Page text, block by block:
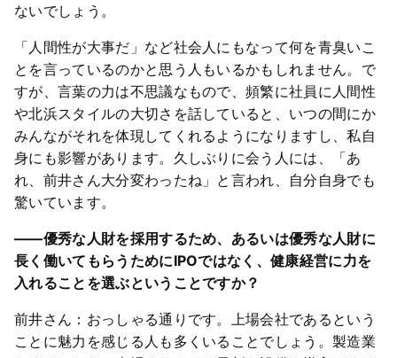
ないでしょう。
「人間性が大事だ」など社会人にもなって何を青臭いこ
とを言っているのかと思う人もいるかもしれません。で
すが、言葉の力は不思議なもので、頻繁に社員に人間性
や北浜スタイルの大切さを話していると、いつの間にか
みんながそれを体現してくれるようになりますし、私自
身にも影響があります。久しぶりに会う人には、「あ
れ、前井さん大分変わったね」と言われ、自分自身でも
驚いています。
――優秀な人財を採用するため、あるいは優秀な人財に
長く働いてもらうためにIPOではなく、健康経営に力を
入れることを選ぶということですか？
前井さん：おっしゃる通りです。上場会社であるという
ことに魅力を感じる人も多くいることでしょう。製造業